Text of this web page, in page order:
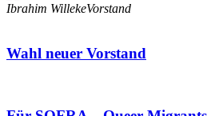
Ibrahim WillekeVorstand
Wahl neuer Vorstand